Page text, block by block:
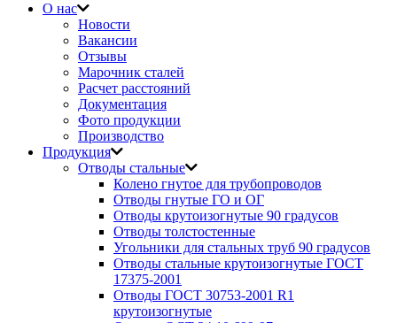
О нас
Новости
Вакансии
Отзывы
Марочник сталей
Расчет расстояний
Документация
Фото продукции
Производство
Продукция
Отводы стальные
Колено гнутое для трубопроводов
Отводы гнутые ГО и ОГ
Отводы крутоизогнутые 90 градусов
Отводы толстостенные
Угольники для стальных труб 90 градусов
Отводы стальные крутоизогнутые ГОСТ
17375-2001
Отводы ГОСТ 30753-2001 R1
крутоизогнутые